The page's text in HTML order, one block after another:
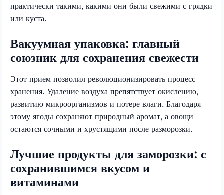
практически такими, какими они были свежими с грядки
или куста.
Вакуумная упаковка: главный
союзник для сохранения свежести
Этот прием позволил революционизировать процесс
хранения. Удаление воздуха препятствует окислению,
развитию микроорганизмов и потере влаги. Благодаря
этому ягоды сохраняют природный аромат, а овощи
остаются сочными и хрустящими после разморозки.
Лучшие продукты для заморозки: с
сохранившимся вкусом и
витаминами